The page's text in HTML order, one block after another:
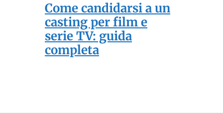
Come candidarsi a un
casting per film e
serie TV: guida
completa